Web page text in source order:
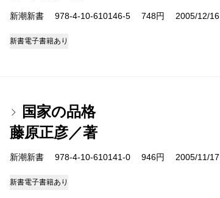
新潮新書 978-4-10-610146-5 748円 2005/12/16
新書電子書籍あり
国家の品格
藤原正彦／著
新潮新書 978-4-10-610141-0 946円 2005/11/17
新書電子書籍あり